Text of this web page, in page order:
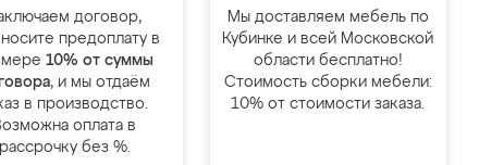
договор,
предоплату в
10% от суммы
, и мы отдаём
в производство.
оплата в
рассрочку без %.
Мы доставляем мебель по
Кубинке и всей Московской
области бесплатно!
Стоимость сборки мебели:
10% от стоимости заказа.